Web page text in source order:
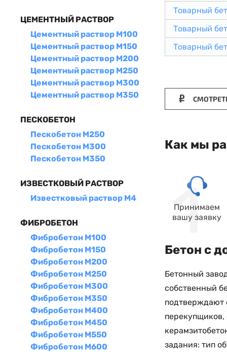
ЦЕМЕНТНЫЙ РАСТВОР
Цементный раствор М100
Цементный раствор М150
Цементный раствор М200
Цементный раствор М250
Цементный раствор М300
Цементный раствор М350
ПЕСКОБЕТОН
Пескобетон М250
Пескобетон М300
Пескобетон М350
ИЗВЕСТКОВЫЙ РАСТВОР
Известковый раствор М4
ФИБРОБЕТОН
Фибробетон М100
Фибробетон М150
Фибробетон М200
Фибробетон М250
Фибробетон М300
Фибробетон М350
Фибробетон М400
Фибробетон М450
Фибробетон М550
Фибробетон М600
Товарный
Товарный
Товарный
Как мы
Принимаем
вашу заявку
Бетон с
Бетонный
собственный
подтверждают
задания: тип